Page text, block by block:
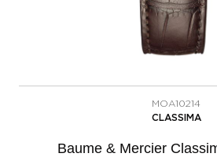
MOA10214
CLASSIMA
Baume & Mercier